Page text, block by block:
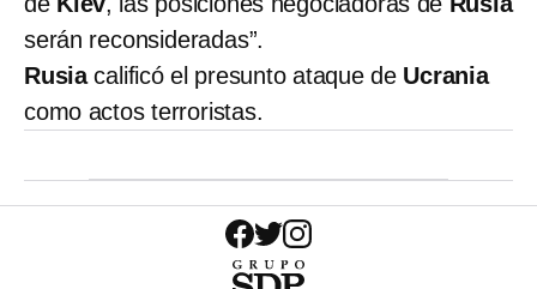
serán reconsideradas”.
Rusiacalificó el presunto ataque de Ucrania
como actos terroristas.